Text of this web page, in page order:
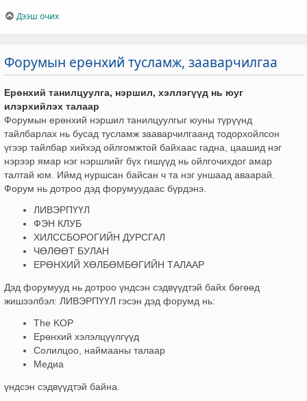
Дээш очих
Форумын ерөнхий тусламж, зааварчилгаа
Ерөнхий танилцуулга, нэршил, хэллэгүүд нь юуг
илэрхийлэх талаар
Форумын ерөнхий нэршил танилцуулгыг юуны түрүүнд
тайлбарлах нь бусад тусламж зааварчилгаанд тодорхойлсон
үгээр тайлбар хийхэд ойлгомжтой байхаас гадна, цаашид нэг
нэрээр ямар нэг нэршлийг бүх гишүүд нь ойлгочихдог амар
талтай юм. Иймд нуршсан байсан ч та нэг уншаад аваарай.
Форум нь дотроо дэд форумуудаас бүрдэнэ.
ЛИВЭРПҮҮЛ
ФЭН КЛУБ
ХИЛССБОРОГИЙН ДУРСГАЛ
ЧӨЛӨӨТ БУЛАН
ЕРӨНХИЙ ХӨЛБӨМБӨГИЙН ТАЛААР
Дэд форумууд нь дотроо үндсэн сэдвүүдтэй байх бөгөөд
жишээлбэл: ЛИВЭРПҮҮЛ гэсэн дэд форумд нь:
The KOP
Ерөнхий хэлэлцүүлгүүд
Солилцоо, наймааны талаар
Медиа
үндсэн сэдвүүдтэй байна.